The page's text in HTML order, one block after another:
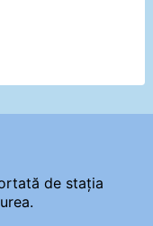
de stația